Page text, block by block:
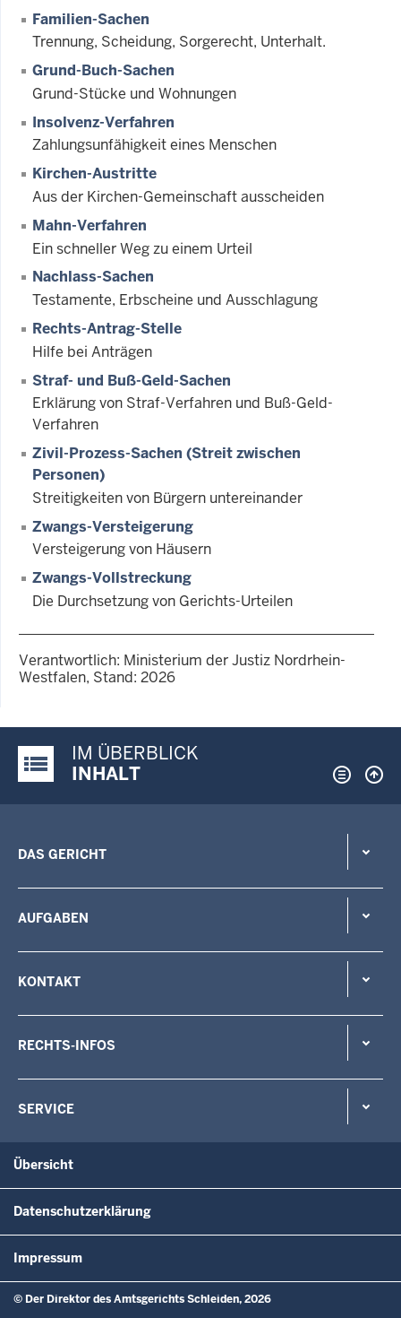
Familien-Sachen
Trennung, Scheidung, Sorgerecht, Unterhalt.
Grund-Buch-Sachen
Grund-Stücke und Wohnungen
Insolvenz-Verfahren
Zahlungsunfähigkeit eines Menschen
Kirchen-Austritte
Aus der Kirchen-Gemeinschaft ausscheiden
Mahn-Verfahren
Ein schneller Weg zu einem Urteil
Nachlass-Sachen
Testamente, Erbscheine und Ausschlagung
Rechts-Antrag-Stelle
Hilfe bei Anträgen
Straf- und Buß-Geld-Sachen
Erklärung von Straf-Verfahren und Buß-Geld-
Verfahren
Zivil-Prozess-Sachen (Streit zwischen
Personen)
Streitigkeiten von Bürgern untereinander
Zwangs-Versteigerung
Versteigerung von Häusern
Zwangs-Vollstreckung
Die Durchsetzung von Gerichts-Urteilen
Verantwortlich: Ministerium der Justiz Nordrhein-
Westfalen, Stand: 2026
Justiz-Portal im Überblick:
IM ÜBERBLICK
INHALT
DAS GERICHT
AUFGABEN
KONTAKT
RECHTS-INFOS
SERVICE
Übersicht
Datenschutzerklärung
Impressum
© Der Direktor des Amtsgerichts Schleiden, 2026